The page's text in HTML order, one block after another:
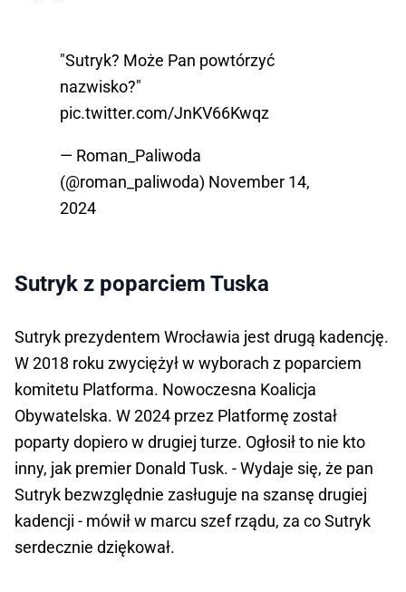
"Sutryk? Może Pan powtórzyć
nazwisko?"
pic.twitter.com/JnKV66Kwqz
— Roman_Paliwoda
(@roman_paliwoda) November 14,
2024
Sutryk z poparciem Tuska
Sutryk prezydentem Wrocławia jest drugą kadencję.
W 2018 roku zwyciężył w wyborach z poparciem
komitetu Platforma. Nowoczesna Koalicja
Obywatelska. W 2024 przez Platformę został
poparty dopiero w drugiej turze. Ogłosił to nie kto
inny, jak premier Donald Tusk. - Wydaje się, że pan
Sutryk bezwzględnie zasługuje na szansę drugiej
kadencji - mówił w marcu szef rządu, za co Sutryk
serdecznie dziękował.